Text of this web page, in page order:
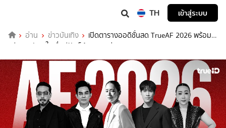
TH เข้าสู่ระบบ
อ่าน ข่าวบันเทิง
เปิดตารางออดิชั่นสด TrueAF 2026 พร้อม
วิธีการสมัคร ในเมื่อมีฝันก็ต้องออกล่า!